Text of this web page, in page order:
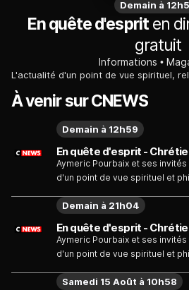
Demain à
En quête d'espriten
gratuit
Informations
À venir sur CNEWS
Aymeric Pourbaix et ses
d'un point de vue spirituel et
Demain à 12h59
Aymeric Pourbaix et ses
d'un point de vue spirituel et
Demain à 21h04
Samedi 15 Août à 10h58